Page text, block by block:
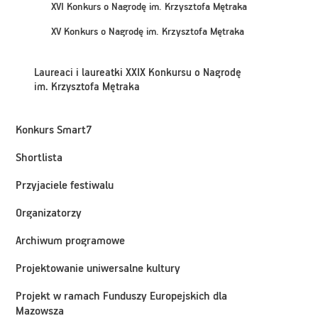
XVI Konkurs o Nagrodę im. Krzysztofa Mętraka
XV Konkurs o Nagrodę im. Krzysztofa Mętraka
Laureaci i laureatki XXIX Konkursu o Nagrodę
im. Krzysztofa Mętraka
Konkurs Smart7
Shortlista
Przyjaciele festiwalu
Organizatorzy
Archiwum programowe
Projektowanie uniwersalne kultury
Projekt w ramach Funduszy Europejskich dla
Mazowsza